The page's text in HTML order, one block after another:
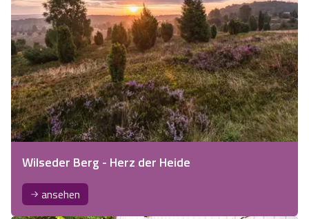
Wilseder Berg - Herz der Heide
ansehen